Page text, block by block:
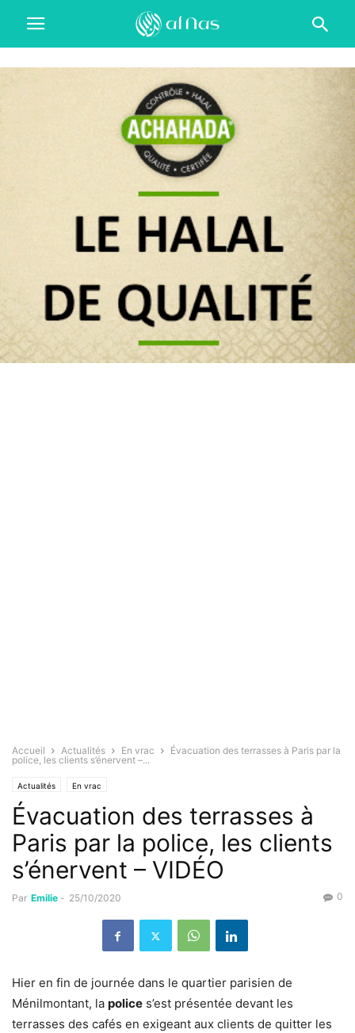
Accueil Actualités En vrac
Évacuation des terrasses à Paris par la
police, les clients s’énervent –...
Actualités En vrac
Évacuation des terrasses à
Paris par la police, les clients
s’énervent – VIDÉO
Par Emilie - 25/10/2020 0
Hier en fin de journée dans le quartier parisien de
Ménilmontant, la police s’est présentée devant les
terrasses des cafés en exigeant aux clients de quitter les